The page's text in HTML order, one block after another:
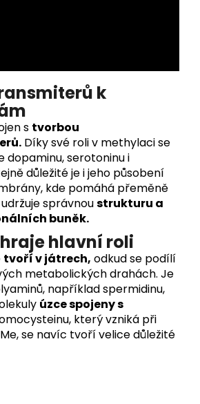
k
s tvorbou
Díky své roli v methylaci se
dopaminu, serotoninu i
důležité je i jeho působení
kde pomáhá přeměně
správnoustrukturu a
buněk.
hraje hlavní roli
tvoří v játrech, odkud se podílí
metabolických drahách. Je
například spermidinu,
úzce spojeny s
který vzniká při
se navíc tvoří velice důležité